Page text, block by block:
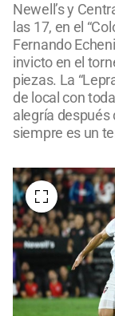
Newell’s y
las 17, en el
Fernando
invicto en el
piezas. La
de local con
alegría después
siempre es un